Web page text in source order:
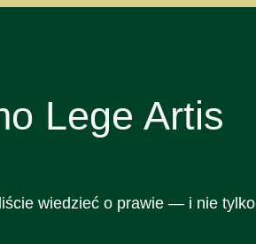
Lege Artis
wiedzieć o prawie — i nie tylko